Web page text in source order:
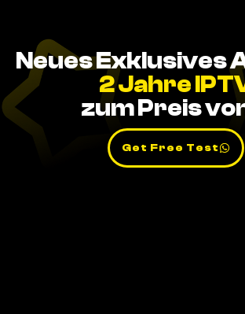
Neues Exklusives
2 Jahre
zum Preis
Get Free Test